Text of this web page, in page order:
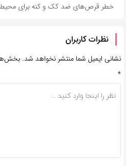
خطر قرص‌های ضد کک و کنه برای
نظرات کاربران
نشانی ایمیل شما منتشر نخواهد شد.
*